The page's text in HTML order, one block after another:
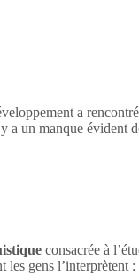
a
un manque
consacrée à
les gens l’interprètent :